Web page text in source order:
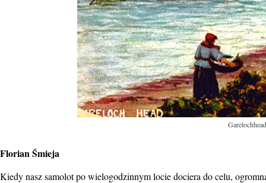
Florian Śmieja
Kiedy nasz samolot po wielogodzinnym locie dociera do celu,